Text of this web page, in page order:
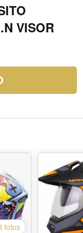
VISOR
fotos